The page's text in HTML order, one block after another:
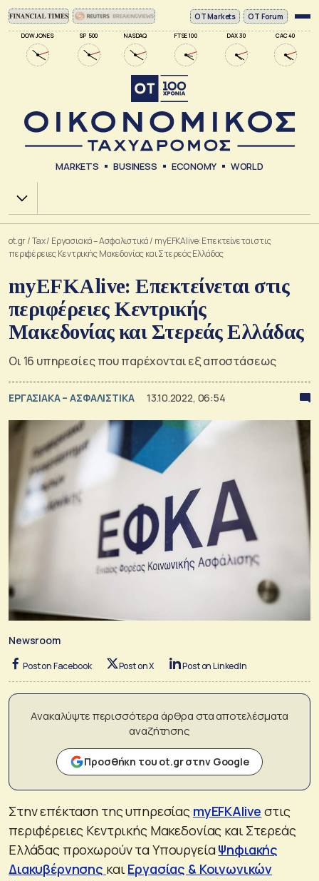
DOW JONES SP 500 NASDAQ FTSE 100 DAX 30 CAC 40
ΟΤ Markets OT Forum
MARKETS BUSINESS ECONOMY WORLD
Χ.Α.
ot.gr/Tax/ Εργασιακά – Ασφαλιστικά/ myEFKAlive: Επεκτείνεται στις
περιφέρειες Κεντρικής Μακεδονίας και Στερεάς Ελλάδας
myEFKAlive: Επεκτείνεται στις
περιφέρειες Κεντρικής
Μακεδονίας και Στερεάς Ελλάδας
Οι 16 υπηρεσίες που παρέχονται εξ αποστάσεως
ΕΡΓΑΣΙΑΚΑ – ΑΣΦΑΛΙΣΤΙΚΑ 13.10.2022, 06:54
Newsroom
Post on Facebook Post on X Post on LinkedIn
Ανακαλύψτε περισσότερα άρθρα στα αποτελέσματα
αναζήτησης
Προσθήκη του ot.gr στην Google
Στην επέκταση της υπηρεσίας myEFKAlive στις
περιφέρειες Κεντρικής Μακεδονίας και Στερεάς
Ελλάδας προχωρούν τα ΥπουργείαΨηφιακής
Διακυβέρνησης και Εργασίας & Κοινωνικών